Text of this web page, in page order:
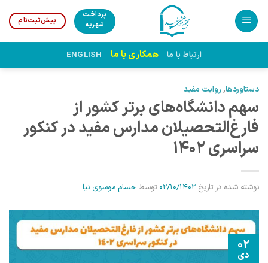
Skip
content
پرداخت
شهریه
پیش‌ثبت‌نام
ارتباط با ما همکاری با ما ENGLISH
دستاوردها, روایت مفید
سهم دانشگاه‌های برتر کشور از
فارغ‌التحصیلان مدارس مفید در کنکور
سراسری 1402
نوشته شده در تاریخ 02/10/1402 توسط حسام موسوی نیا
02
دی